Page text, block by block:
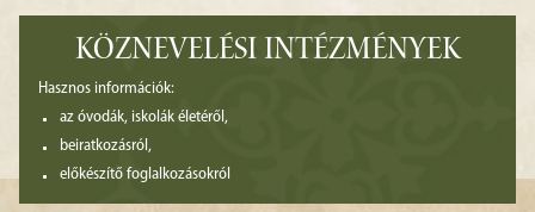
KÖZNEVELÉSI INTÉZMÉNYEK
Hasznos információk:
az óvodák, iskolák életéről,
beiratkozásról,
előkészítő foglalkozásokról